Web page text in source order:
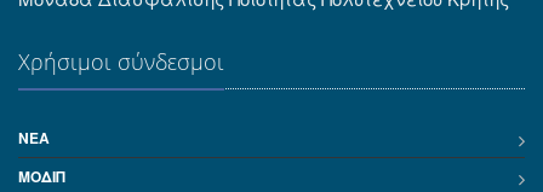
Χρήσιμοι σύνδεσμοι
ΝΈΑ
ΜΟΔΙΠ